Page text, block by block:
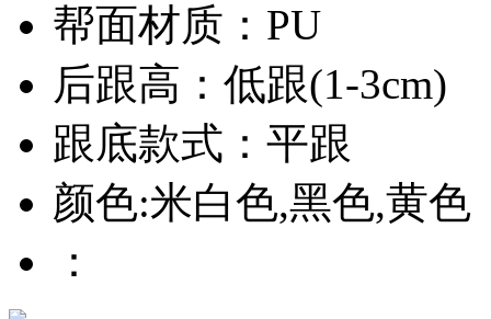
帮面材质：PU
后跟高：低跟(1-3cm)
跟底款式：平跟
颜色:米白色,黑色,黄色
：